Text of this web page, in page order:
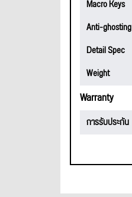
Macro Keys
Anti-ghosting
Detail Spec
Weight
Warranty
การรับประกัน